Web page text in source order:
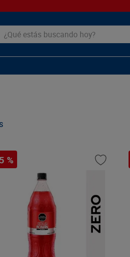
estás buscando hoy?
%